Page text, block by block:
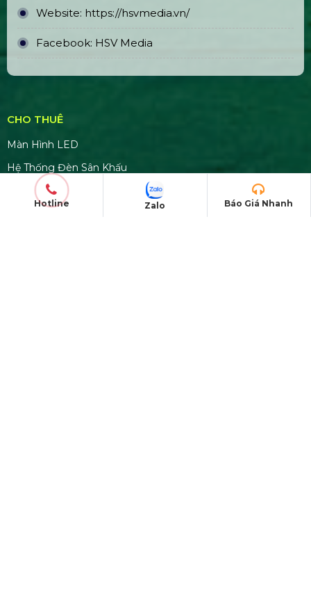
Website: https://hsvmedia.vn/
Facebook: HSV Media
CHO THUÊ
Màn Hình LED
Hệ Thống Đèn Sân Khấu
Thiết Bị Âm Thanh Loa Dài
Hotline Báo Giá Nhanh
Zalo